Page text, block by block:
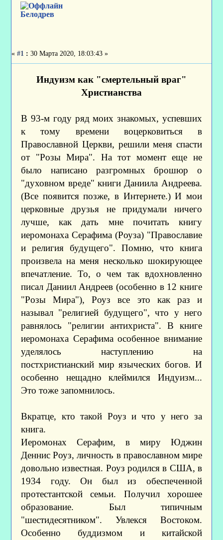
Белодрев
«#1 : 30 Марта 2020, 18:03:43 »
Индуизм как "смертельный враг"
Христианства
В 93-м году ряд моих знакомых, успевших
к тому времени воцерковиться в
Православной Церкви, решили меня спасти
от "Розы Мира". На тот момент еще не
было написано разгромных брошюр о
"духовном вреде" книги Даниила Андреева.
(Все появится позже, в Интернете.) И мои
церковные друзья не придумали ничего
лучше, как дать мне почитать книгу
иеромонаха Серафима (Роуза) "Православие
и религия будущего". Помню, что книга
произвела на меня несколько шокирующее
впечатление. То, о чем так вдохновленно
писал Даниил Андреев (особенно в 12 книге
"Розы Мира"), Роуз все это как раз и
называл "религией будущего", что у него
равнялось "религии антихриста". В книге
иеромонаха Серафима особенное внимание
уделялось наступлению на
постхристианский мир языческих богов. И
особенно нещадно клеймился Индуизм...
Это тоже запомнилось.
Вкратце, кто такой Роуз и что у него за
книга.
Иеромонах Серафим, в миру Юджин
Деннис Роуз, личность в православном мире
довольно известная. Роуз родился в США, в
1934 году. Он был из обеспеченной
протестантской семьи. Получил хорошее
образование. Был типичным
"шестидесятником". Увлекся Востоком.
Особенно буддизмом и китайской